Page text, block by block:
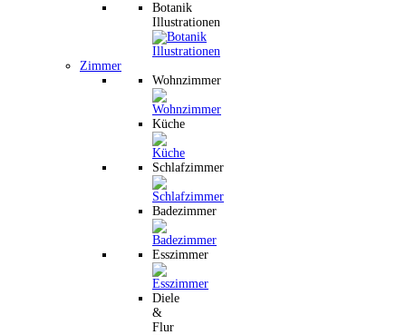
Botanik
Illustrationen
Zimmer
Wohnzimmer
Küche
Schlafzimmer
Badezimmer
Esszimmer
Diele
&
Flur